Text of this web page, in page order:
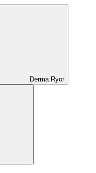
Derma Ryor